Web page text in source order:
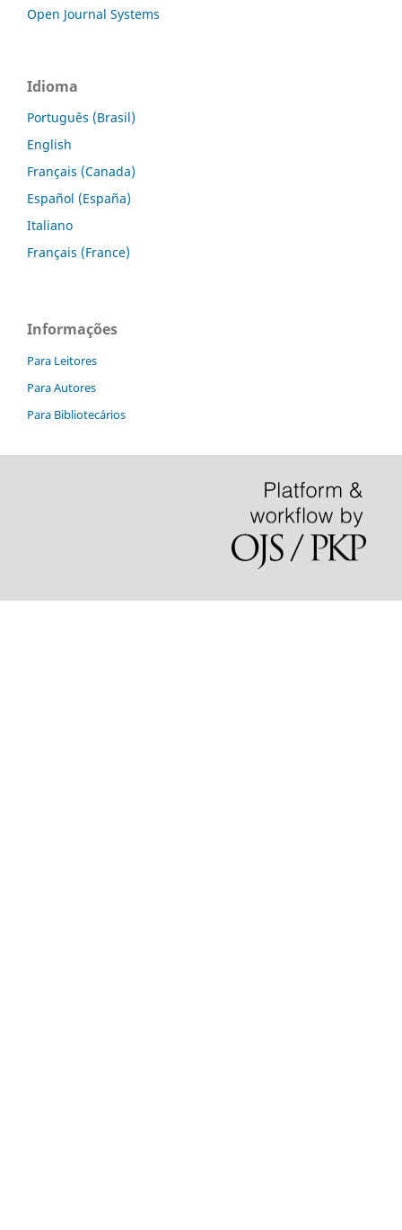
Open Journal Systems
Idioma
Português (Brasil)
English
Français (Canada)
Español (España)
Italiano
Français (France)
Informações
Para Leitores
Para Autores
Para Bibliotecários